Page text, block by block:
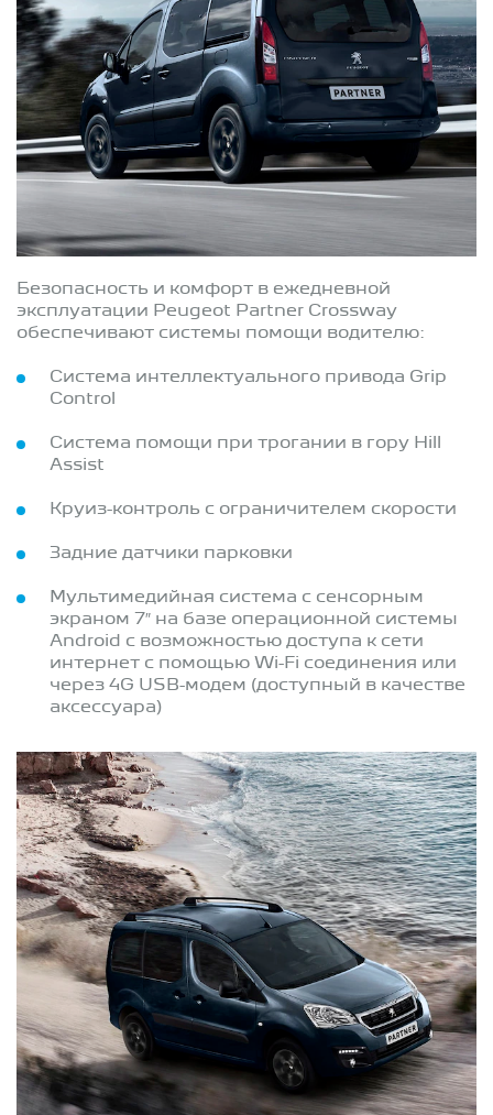
Безопасность и комфорт в ежедневной
эксплуатации Peugeot Partner Crossway
обеспечивают системы помощи водителю:
Система интеллектуального привода Grip
Control
Система помощи при трогании в гору Hill
Assist
Круиз-контроль с ограничителем скорости
Задние датчики парковки
Мультимедийная система с сенсорным
экраном 7″ на базе операционной системы
Android c возможностью доступа к сети
интернет с помощью Wi-Fi соединения или
через 4G USB-модем (доступный в качестве
аксессуара)